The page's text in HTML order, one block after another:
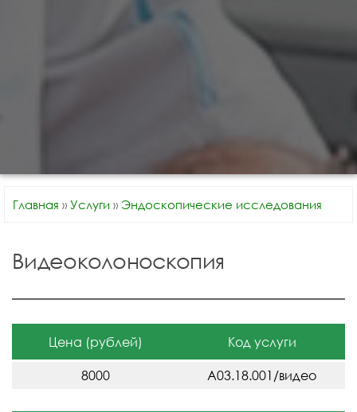
Главная » Услуги » Эндоскопические исследования
Видеоколоноскопия
Цена (рублей) Код услуги
8000 A03.18.001/видео